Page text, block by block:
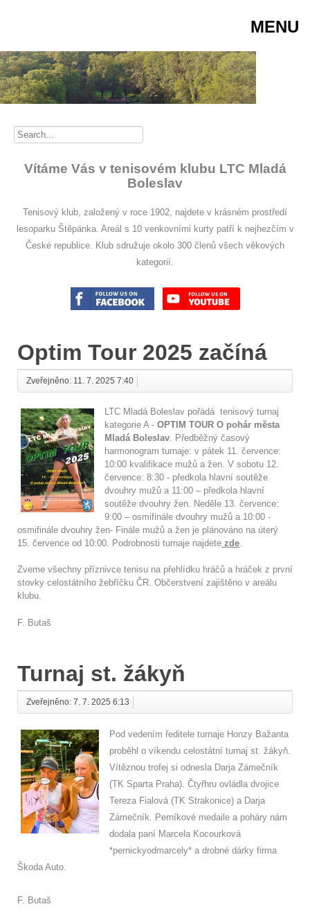
MENU
Vítáme Vás v tenisovém klubu LTC Mladá
Boleslav
Tenisový klub, založený v roce 1902, najdete v krásném prostředí
lesoparku Štěpánka. Areál s 10 venkovními kurty patří k nejhezčím v
České republice. Klub sdružuje okolo 300 členů všech věkových
kategorií.
Optim Tour 2025 začíná
Zveřejněno: 11. 7. 2025 7:40
LTC Mladá Boleslav pořádá tenisový turnaj
kategorie A - OPTIM TOUR O pohár města
Mladá Boleslav. Předběžný časový
harmonogram turnaje: v pátek 11. července:
10:00 kvalifikace mužů a žen. V sobotu 12.
července: 8:30 - předkola hlavní soutěže
dvouhry mužů a 11:00 – předkola hlavní
soutěže dvouhry žen. Neděle 13. července:
9:00 – osmifinále dvouhry mužů a 10:00 -
osmifinále dvouhry žen- Finále mužů a žen je plánováno na úterý
15. července od 10:00. Podrobnosti turnaje najdete zde.
Zveme všechny příznivce tenisu na přehlídku hráčů a hráček z první
stovky celostátního žebříčku ČR. Občerstvení zajištěno v areálu
klubu.
F. Butaš
Turnaj st. žákyň
Zveřejněno: 7. 7. 2025 6:13
Pod vedením ředitele turnaje Honzy Bažanta
proběhl o víkendu celostátní turnaj st. žákyň.
Vítěznou trofej si odnesla Darja Zámečník
(TK Sparta Praha). Čtyřhru ovládla dvojice
Tereza Fialová (TK Strakonice) a Darja
Zámečník. Perníkové medaile a poháry nám
dodala paní Marcela Kocourková
*pernickyodmarcely* a drobné dárky firma
Škoda Auto.
F. Butaš